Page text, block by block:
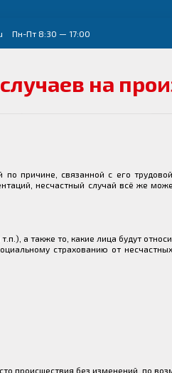
Пн-Пт 8:30 — 17:00
на
причине, связанной с его
несчастный случай всё же
а также то, какие лица будут
страхованию от
происшествия без изменений, по